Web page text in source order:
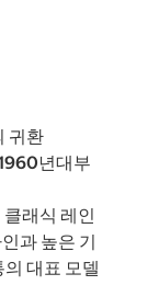
귀환
년대부
래식 레인
과 높은 기
대표 모델